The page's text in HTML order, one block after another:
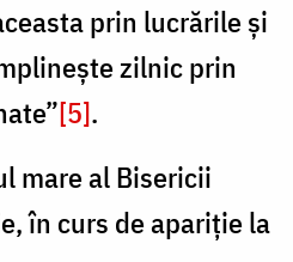
prin lucrările şi
zilnic prin
[5].
mare al Bisericii
în curs de apariţie la